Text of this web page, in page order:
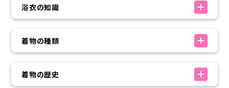
浴衣の知識
着物の種類
着物の歴史